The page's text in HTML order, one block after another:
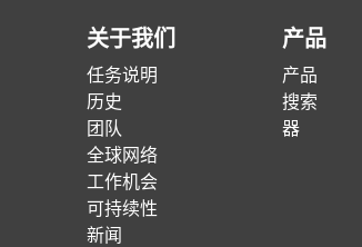
关于我们
任务说明
历史
团队
全球网络
工作机会
可持续性
新闻
产品
产品
搜索
器